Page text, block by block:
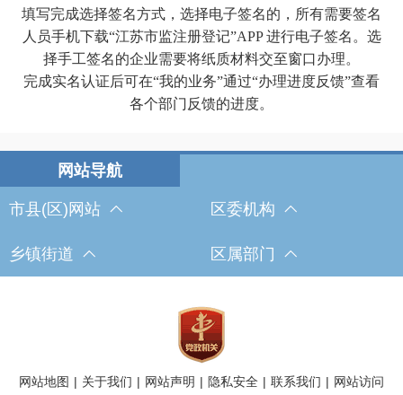
填写完成选择签名方式，选择电子签名的，所有需要签名
人员手机下载“江苏市监注册登记”APP进行电子签名。选
择手工签名的企业需要将纸质材料交至窗口办理。
完成实名认证后可在“我的业务”通过“办理进度反馈”查看
各个部门反馈的进度。
市县(区)网站 区委机构
乡镇街道 区属部门
网站地图 | 关于我们 | 网站声明 | 隐私安全 | 联系我们 | 网站访问